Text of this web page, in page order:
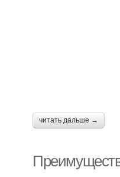
читать дальше →